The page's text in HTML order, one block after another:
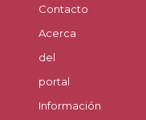
Contacto
Acerca
del
portal
Información